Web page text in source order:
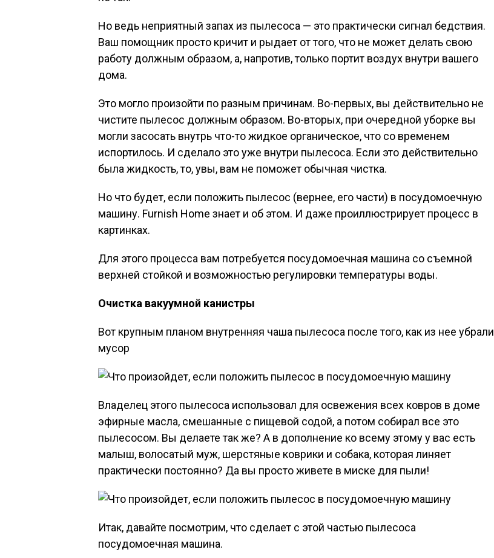
Но ведь неприятный запах из пылесоса — это практически сигнал бедствия.
Ваш помощник просто кричит и рыдает от того, что не может делать свою
работу должным образом, а, напротив, только портит воздух внутри вашего
дома.
Это могло произойти по разным причинам. Во-первых, вы действительно не
чистите пылесос должным образом. Во-вторых, при очередной уборке вы
могли засосать внутрь что-то жидкое органическое, что со временем
испортилось. И сделало это уже внутри пылесоса. Если это действительно
была жидкость, то, увы, вам не поможет обычная чистка.
Но что будет, если положить пылесос (вернее, его части) в посудомоечную
машину. Furnish Home знает и об этом. И даже проиллюстрирует процесс в
картинках.
Для этого процесса вам потребуется посудомоечная машина со съемной
верхней стойкой и возможностью регулировки температуры воды.
Очистка вакуумной канистры
Вот крупным планом внутренняя чаша пылесоса после того, как из нее убрали
мусор
Владелец этого пылесоса использовал для освежения всех ковров в доме
эфирные масла, смешанные с пищевой содой, а потом собирал все это
пылесосом. Вы делаете так же? А в дополнение ко всему этому у вас есть
малыш, волосатый муж, шерстяные коврики и собака, которая линяет
практически постоянно? Да вы просто живете в миске для пыли!
Итак, давайте посмотрим, что сделает с этой частью пылесоса
посудомоечная машина.